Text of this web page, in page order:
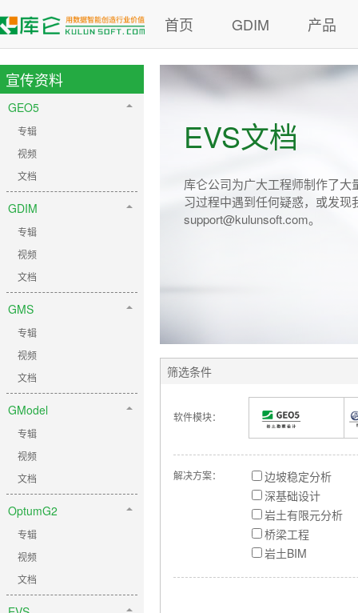
首页 GDIM 产品
宣传资料
GEO5
专辑
视频
文档
GDIM
专辑
视频
文档
GMS
专辑
视频
文档
GModel
专辑
视频
文档
OptumG2
专辑
视频
文档
EVS文档
库仑公司为广大工程师制作了
习过程中遇到任何疑惑，或发
support@kulunsoft.com。
筛选条件
软件模块：
解决方案：
边坡稳定分析
深基础设计
岩土有限元分析
桥梁工程
岩土BIM